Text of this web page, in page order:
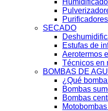
SECADO
Estufas de
Aerotermos
Técnicos en
BOMBAS DE
¿Qué
Bombas
Bombas